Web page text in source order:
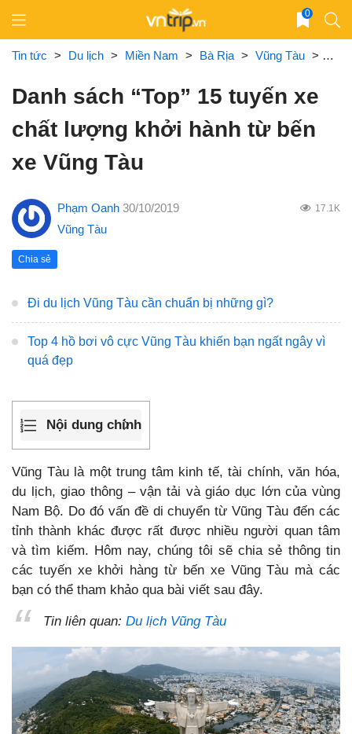
content
0
Tin tức > Du lịch > Miền Nam > Bà Rịa > Vũng Tàu >
Danh sách “Top” 15 tuyến xe
chất lượng khởi hành từ bến
xe Vũng Tàu
Phạm Oanh 30/10/2019 17.1K
Vũng Tàu
Chia sẻ
Đi du lịch Vũng Tàu cần chuẩn bị những gì?
Top 4 hồ bơi vô cực Vũng Tàu khiến bạn ngất ngây vì
quá đẹp
Nội dung chính
Vũng Tàu là một trung tâm kinh tế, tài chính, văn hóa,
du lịch, giao thông – vận tải và giáo dục lớn của vùng
Nam Bộ. Do đó vấn đề di chuyển từ Vũng Tàu đến các
tỉnh thành khác được rất được nhiều người quan tâm
và tìm kiếm. Hôm nay, chúng tôi sẽ chia sẻ thông tin
các tuyến xe khởi hàng từ bến xe Vũng Tàu mà các
bạn có thể tham khảo qua bài viết sau đây.
Tin liên quan: Du lịch Vũng Tàu